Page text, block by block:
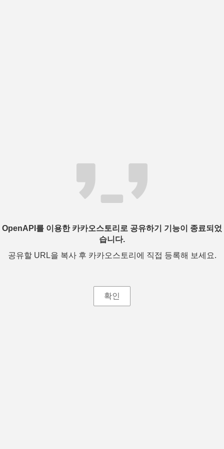
OpenAPI를 이용한 카카오스토리로 공유하기 기능이 종료되었
습니다.
공유할 URL을 복사 후 카카오스토리에 직접 등록해 보세요.
확인